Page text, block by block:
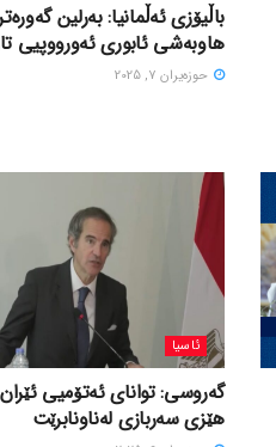
باڵیۆزی ئەڵمانیا: بەرلین
هاوبەشی ئابوری ئەورووپیی
حوزه‌یران 7, 2025
ئاسیا
گەروسی: توانای ئەتۆمیی
هێزی سەربازی لەناونابرێت